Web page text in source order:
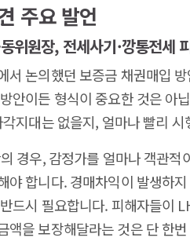
주요 발언
위원장, 전세사기·깡통전세
서 논의했던 보증금 채권매입
안이든 형식이 중요한 것은 아
지대는 없을지, 얼마나 빨리
경우, 감정가를 얼마나 객관
야 합니다. 경매차익이 발생하
드시 필요합니다. 피해자들이
액을 보장해달라는 것은 단 한